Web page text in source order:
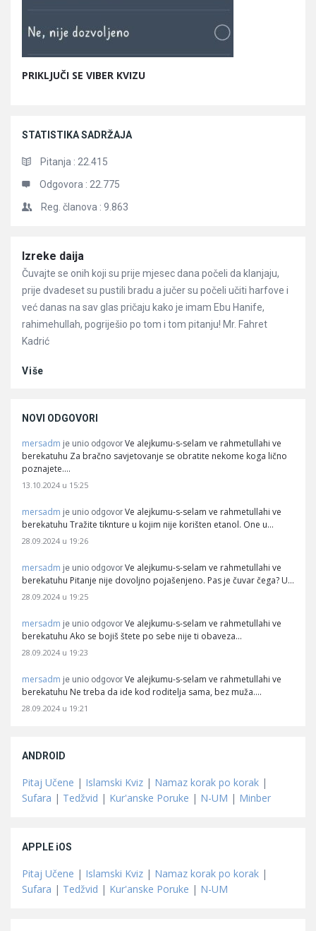
PRIKLJUČI SE VIBER KVIZU
STATISTIKA SADRŽAJA
Pitanja : 22.415
Odgovora : 22.775
Reg. članova : 9.863
Članci
Izreke daija
Čuvajte se onih koji su prije mjesec dana počeli da klanjaju,
prije dvadeset su pustili bradu a jučer su počeli učiti harfove i
već danas na sav glas pričaju kako je imam Ebu Hanife,
rahimehullah, pogriješio po tom i tom pitanju! Mr. Fahret
Kadrić
Više
NOVI ODGOVORI
mersadm je unio odgovor Ve alejkumu-s-selam ve rahmetullahi ve
berekatuhu Za bračno savjetovanje se obratite nekome koga lično
poznajete.…
13.10.2024 u 15:25
mersadm je unio odgovor Ve alejkumu-s-selam ve rahmetullahi ve
berekatuhu Tražite tiknture u kojim nije korišten etanol. One u…
28.09.2024 u 19:26
mersadm je unio odgovor Ve alejkumu-s-selam ve rahmetullahi ve
berekatuhu Pitanje nije dovoljno pojašenjeno. Pas je čuvar čega? U…
28.09.2024 u 19:25
mersadm je unio odgovor Ve alejkumu-s-selam ve rahmetullahi ve
berekatuhu Ako se bojiš štete po sebe nije ti obaveza…
28.09.2024 u 19:23
mersadm je unio odgovor Ve alejkumu-s-selam ve rahmetullahi ve
berekatuhu Ne treba da ide kod roditelja sama, bez muža.…
28.09.2024 u 19:21
ANDROID
Pitaj Učene | Islamski Kviz | Namaz korak po korak |
Sufara | Tedžvid | Kur'anske Poruke | N-UM | Minber
APPLE iOS
Pitaj Učene | Islamski Kviz | Namaz korak po korak |
Sufara | Tedžvid | Kur'anske Poruke | N-UM